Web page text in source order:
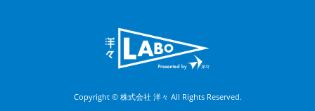
Copyright © 株式会社 洋々 All Rights Reserved.